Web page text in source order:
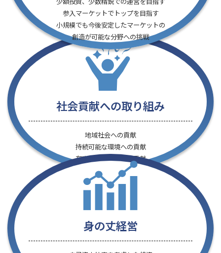
参入マーケットでトップを目指す
小規模でも今後安定したマーケットの
創造が可能な分野への挑戦
社会貢献への取り組み
地域社会への貢献
持続可能な環境への貢献
有事の際の安全への貢献
身の丈経営